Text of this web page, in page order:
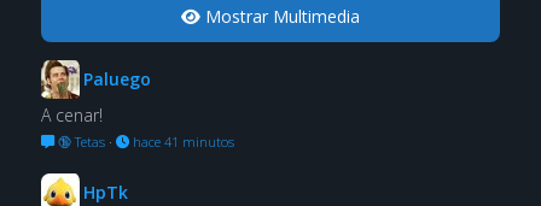
Mostrar Multimedia
Paluego
A cenar!
🔞 Tetas· hace 41 minutos
HpTk